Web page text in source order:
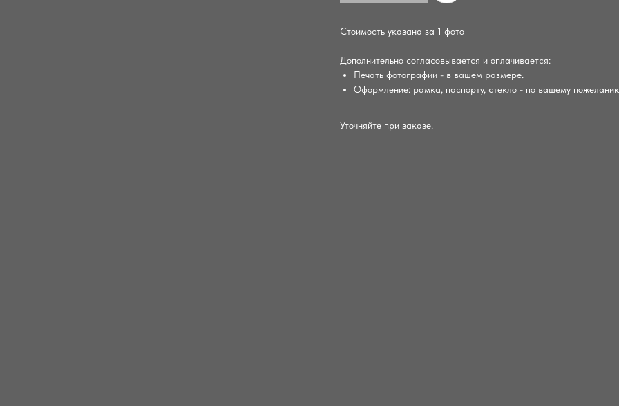
Стоимость указана за 1 фото
Дополнительно согласовывается и оплачивается:
Печать фотографии - в вашем размере.
Оформление: рамка, паспорту, стекло - по вашему
Уточняйте при заказе.